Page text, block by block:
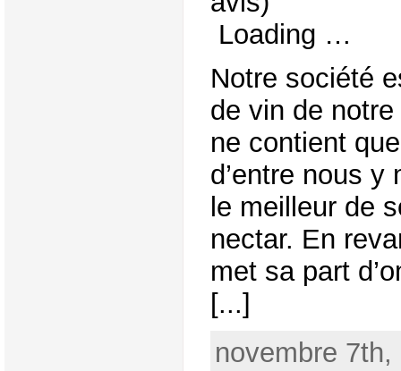
Loading …
Notre société
de vin de
ne contient
d’entre nous
le meilleur de
nectar. En
met sa part
[...]
novembre